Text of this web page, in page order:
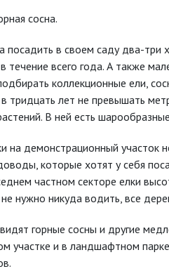
сосна.
посадить в своем саду два-три
течение всего года. А также
коллекционные ели,
тридцать лет не превышать
В ней есть
на демонстрационный участок
которые хотят у себя
частном секторе елки
нужно никуда водить, все
горные сосны и другие
участке и в ландшафтном